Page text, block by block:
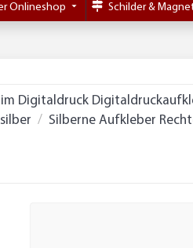
Onlineshop Schilder &
Digitaldruck
Silberne Aufkleber